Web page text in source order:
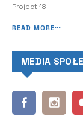
Project 18
READ MORE
MEDIA